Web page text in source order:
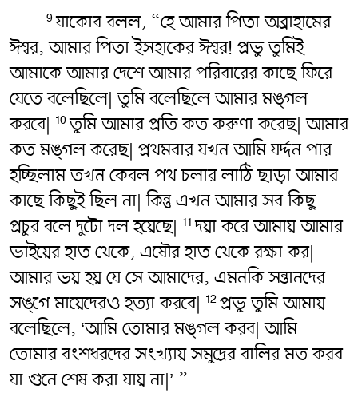
9যাকোব বলল, “হে আমার পিতা অব্রাহামের
ঈশ্বর, আমার পিতা ইসহাকের ঈশ্বর! প্রভু তুমিই
আমাকে আমার দেশে আমার পরিবারের কাছে ফিরে
যেতে বলেছিলে| তুমি বলেছিলে আমার মঙ্গল
করবে| 10তুমি আমার প্রতি কত করুণা করেছ| আমার
কত মঙ্গল করেছ| প্রথমবার যখন আমি যর্দ্দন পার
হচ্ছিলাম তখন কেবল পথ চলার লাঠি ছাড়া আমার
কাছে কিছুই ছিল না| কিন্তু এখন আমার সব কিছু
প্রচুর বলে দুটো দল হয়েছে| 11দয়া করে আমায় আমার
ভাইয়ের হাত থেকে, এষৌর হাত থেকে রক্ষা কর|
আমার ভয় হয় যে সে আমাদের, এমনকি সন্তানদের
সঙ্গে মায়েদেরও হত্যা করবে| 12 প্রভু তুমি আমায়
বলেছিলে, ‘আমি তোমার মঙ্গল করব| আমি
তোমার বংশধরদের সংখ্যায় সমুদ্রের বালির মত করব
যা গুনে শেষ করা যায় না|’ ”